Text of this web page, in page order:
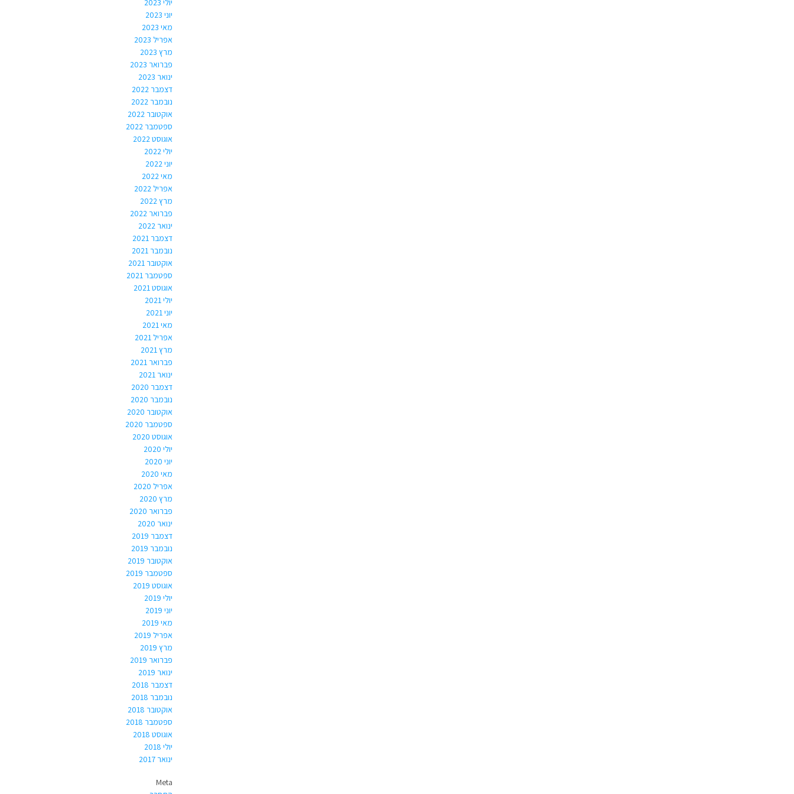
יוני 2023
מאי 2023
אפריל 2023
מרץ 2023
פברואר 2023
ינואר 2023
דצמבר 2022
נובמבר 2022
אוקטובר 2022
ספטמבר 2022
אוגוסט 2022
יולי 2022
יוני 2022
מאי 2022
אפריל 2022
מרץ 2022
פברואר 2022
ינואר 2022
דצמבר 2021
נובמבר 2021
אוקטובר 2021
ספטמבר 2021
אוגוסט 2021
יולי 2021
יוני 2021
מאי 2021
אפריל 2021
מרץ 2021
פברואר 2021
ינואר 2021
דצמבר 2020
נובמבר 2020
אוקטובר 2020
ספטמבר 2020
אוגוסט 2020
יולי 2020
יוני 2020
מאי 2020
אפריל 2020
מרץ 2020
פברואר 2020
ינואר 2020
דצמבר 2019
נובמבר 2019
אוקטובר 2019
ספטמבר 2019
אוגוסט 2019
יולי 2019
יוני 2019
מאי 2019
אפריל 2019
מרץ 2019
פברואר 2019
ינואר 2019
דצמבר 2018
נובמבר 2018
אוקטובר 2018
ספטמבר 2018
אוגוסט 2018
יולי 2018
ינואר 2017
Meta